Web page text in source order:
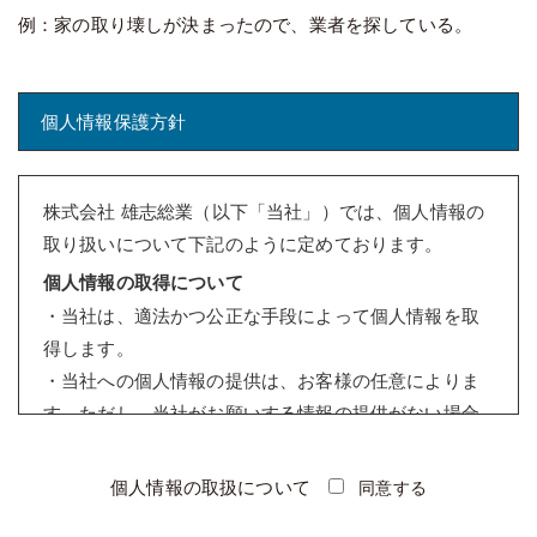
例：家の取り壊しが決まったので、業者を探している。
個人情報保護方針
株式会社 雄志総業（以下「当社」）では、個人情報の
取り扱いについて下記のように定めております。
個人情報の取得について
・当社は、適法かつ公正な手段によって個人情報を取
得します。
・当社への個人情報の提供は、お客様の任意によりま
す。ただし、当社がお願いする情報の提供がない場合
個人情報の利用について
個人情報の取扱について 同意する